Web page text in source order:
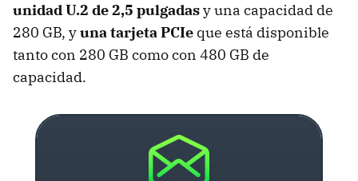
unidad U.2 de 2,5 pulgadasy una capacidad de
280 GB, yuna tarjeta PCIe que está disponible
tanto con 280 GB como con 480 GB de
capacidad.